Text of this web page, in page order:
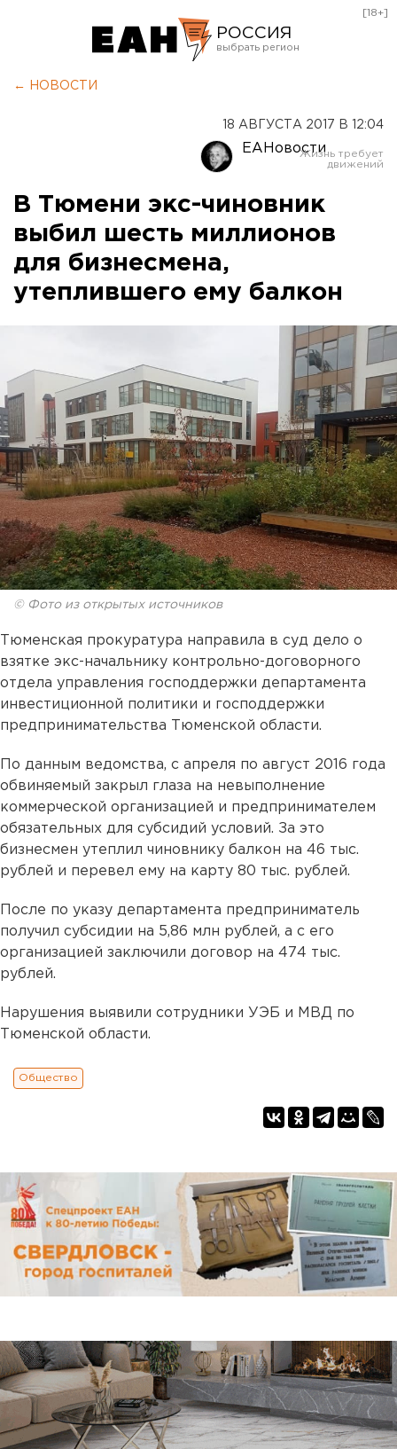
РОССИЯ
Оренбург
[18+]
← НОВОСТИ
18 АВГУСТА 2017 В 12:04
ЕАНовости
В Тюмени экс-чиновник
выбил шесть миллионов
для бизнесмена,
утеплившего ему балкон
© Фото из открытых источников
Тюменская прокуратура направила в суд дело о
взятке экс-начальнику контрольно-договорного
отдела управления господдержки департамента
инвестиционной политики и господдержки
предпринимательства Тюменской области.
По данным ведомства, с апреля по август 2016 года
обвиняемый закрыл глаза на невыполнение
коммерческой организацией и предпринимателем
обязательных для субсидий условий. За это
бизнесмен утеплил чиновнику балкон на 46 тыс.
рублей и перевел ему на карту 80 тыс. рублей.
После по указу департамента предприниматель
получил субсидии на 5,86 млн рублей, а с его
организацией заключили договор на 474 тыс.
рублей.
Нарушения выявили сотрудники УЭБ и МВД по
Тюменской области.
Общество